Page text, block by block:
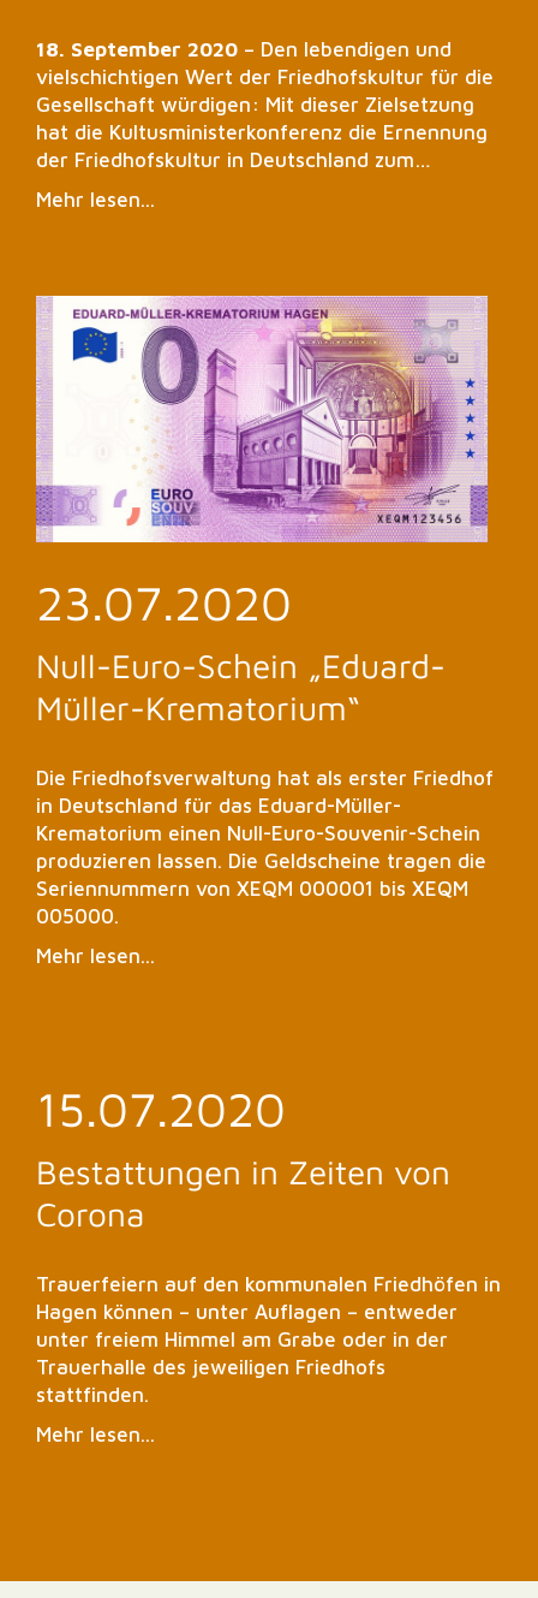
18. September 2020 – Den lebendigen und
vielschichtigen Wert der Friedhofskultur für die
Gesellschaft würdigen: Mit dieser Zielsetzung
hat die Kultusministerkonferenz die Ernennung
der Friedhofskultur in Deutschland zum…
Mehr lesen...
23.07.2020
Null-Euro-Schein „Eduard-
Müller-Krematorium“
Die Friedhofsverwaltung hat als erster Friedhof
in Deutschland für das Eduard-Müller-
Krematorium einen Null-Euro-Souvenir-Schein
produzieren lassen. Die Geldscheine tragen die
Seriennummern von XEQM 000001 bis XEQM
005000.
Mehr lesen...
15.07.2020
Bestattungen in Zeiten von
Corona
Trauerfeiern auf den kommunalen Friedhöfen in
Hagen können – unter Auflagen – entweder
unter freiem Himmel am Grabe oder in der
Trauerhalle des jeweiligen Friedhofs
stattfinden.
Mehr lesen...